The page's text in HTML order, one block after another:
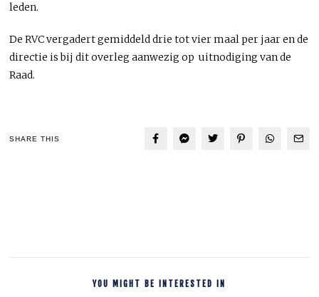
leden.
De RVC vergadert gemiddeld drie tot vier maal per jaar en de
directie is bij dit overleg aanwezig op uitnodiging van de
Raad.
SHARE THIS
YOU MIGHT BE INTERESTED IN